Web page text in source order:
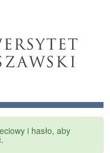
i hasło, aby